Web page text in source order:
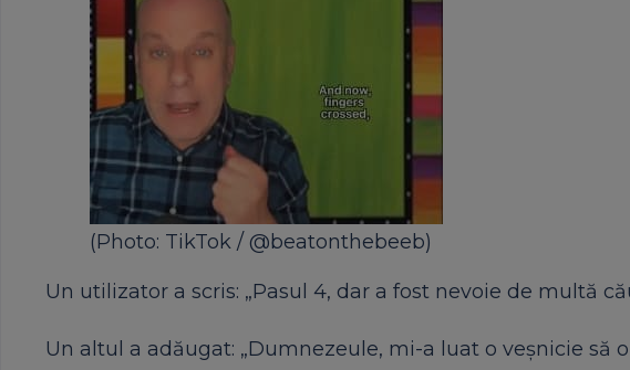
(Photo: TikTok / @beatonthebeeb)
Un utilizator a scris: „Pasul 4, dar a fost nevoie de multă
Un altul a adăugat: „Dumnezeule, mi-a luat o veșnicie să